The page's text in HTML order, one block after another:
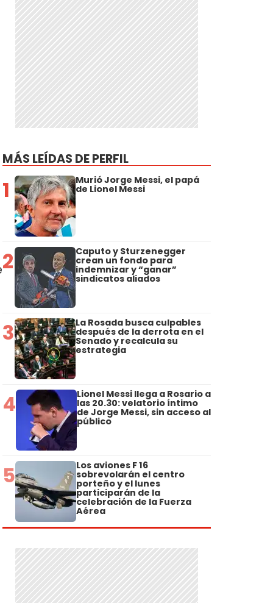
MÁS LEÍDAS DE PERFIL
1 Murió Jorge Messi, el papá
de Lionel Messi
2 Caputo y Sturzenegger
crean un fondo para
indemnizar y “ganar”
sindicatos aliados
3 La Rosada busca culpables
después de la derrota en el
Senado y recalcula su
estrategia
4 Lionel Messi llega a Rosario a
las 20.30: velatorio íntimo
de Jorge Messi, sin acceso al
público
5 Los aviones F 16
sobrevolarán el centro
porteño y el lunes
participarán de la
celebración de la Fuerza
Aérea